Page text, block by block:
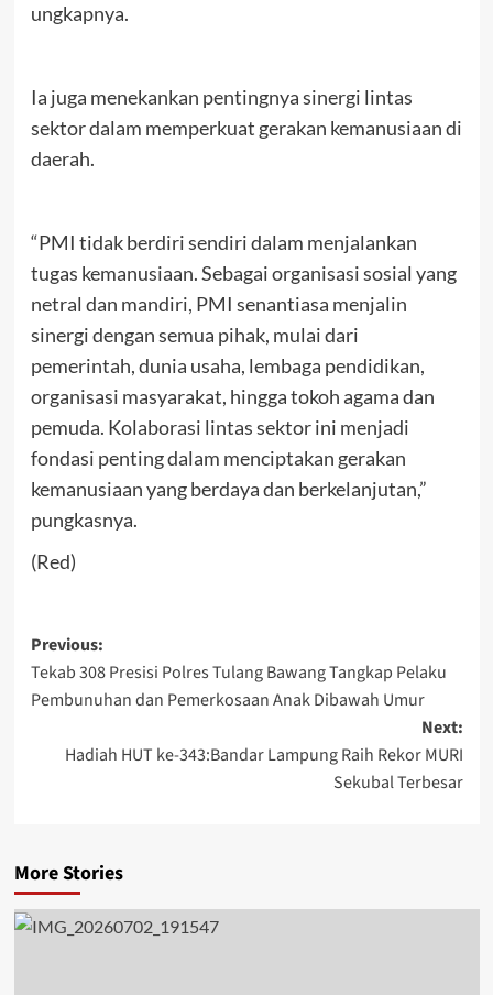
ungkapnya.
Ia juga menekankan pentingnya sinergi lintas
sektor dalam memperkuat gerakan kemanusiaan di
daerah.
“PMI tidak berdiri sendiri dalam menjalankan
tugas kemanusiaan. Sebagai organisasi sosial yang
netral dan mandiri, PMI senantiasa menjalin
sinergi dengan semua pihak, mulai dari
pemerintah, dunia usaha, lembaga pendidikan,
organisasi masyarakat, hingga tokoh agama dan
pemuda. Kolaborasi lintas sektor ini menjadi
fondasi penting dalam menciptakan gerakan
kemanusiaan yang berdaya dan berkelanjutan,”
pungkasnya.
(Red)
Post
navigation
Previous:
Tekab 308 Presisi Polres Tulang Bawang Tangkap Pelaku
Pembunuhan dan Pemerkosaan Anak Dibawah Umur
Next:
Hadiah HUT ke-343:Bandar Lampung Raih Rekor MURI
Sekubal Terbesar
More Stories